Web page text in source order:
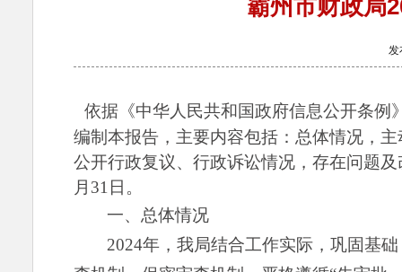
霸州市财政局
发
依据《中华人民共和国政府信息公开条例
编制本报告，主要内容包括：总体情况，
公开行政复议、行政诉讼情况，存在问题
月31日。
一、总体情况
2024年，我局结合工作实际，巩固基